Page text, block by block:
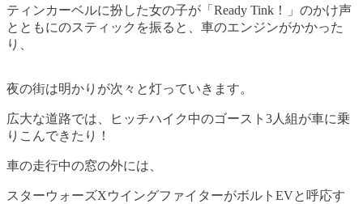
ティンカーベルに扮した女の子が「Ready Tink！」のかけ声
とともにのスティックを振ると、車のエンジンがかかった
り、
夜の街は明かりが次々と灯っていきます。
広大な道路では、ヒッチハイク中のゴースト3人組が車に乗
りこんできたり！
車の走行中の窓の外には、
スターウォーズXウイングファイターがボルトEVと呼応す